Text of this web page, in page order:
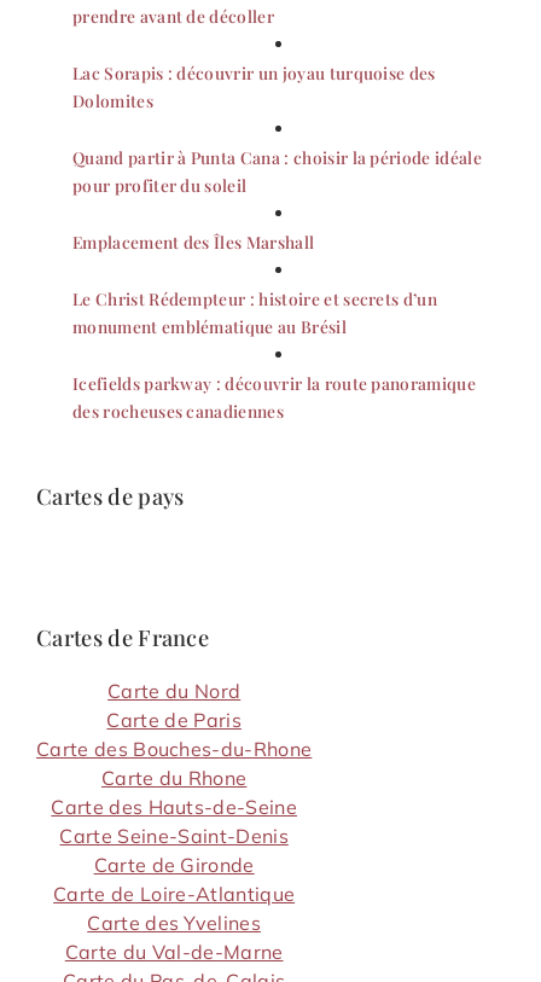
prendre avant de décoller
Lac Sorapis : découvrir un joyau turquoise des
Dolomites
Quand partir à Punta Cana : choisir la période idéale
pour profiter du soleil
Emplacement des Îles Marshall
Le Christ Rédempteur : histoire et secrets d’un
monument emblématique au Brésil
Icefields parkway : découvrir la route panoramique
des rocheuses canadiennes
Cartes de pays
Cartes de France
Carte du Nord
Carte de Paris
Carte des Bouches-du-Rhone
Carte du Rhone
Carte des Hauts-de-Seine
Carte Seine-Saint-Denis
Carte de Gironde
Carte de Loire-Atlantique
Carte des Yvelines
Carte du Val-de-Marne